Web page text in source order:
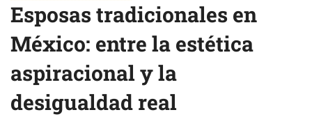
Esposas tradicionales en
México: entre la estética
aspiracional y la
desigualdad real